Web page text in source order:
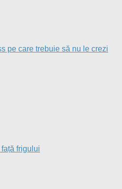
pe care trebuie să nu le crezi
frigului